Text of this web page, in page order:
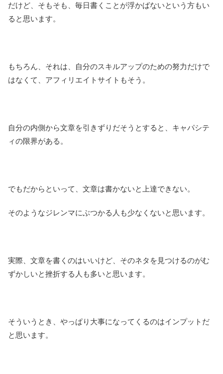
だけど、そもそも、毎日書くことが浮かばないという方もい
ると思います。
もちろん、それは、自分のスキルアップのための努力だけで
はなくて、アフィリエイトサイトもそう。
自分の内側から文章を引きずりだそうとすると、キャパシテ
ィの限界がある。
でもだからといって、文章は書かないと上達できない。
そのようなジレンマにぶつかる人も少なくないと思います。
実際、文章を書くのはいいけど、そのネタを見つけるのがむ
ずかしいと挫折する人も多いと思います。
そういうとき、やっぱり大事になってくるのはインプットだ
と思います。